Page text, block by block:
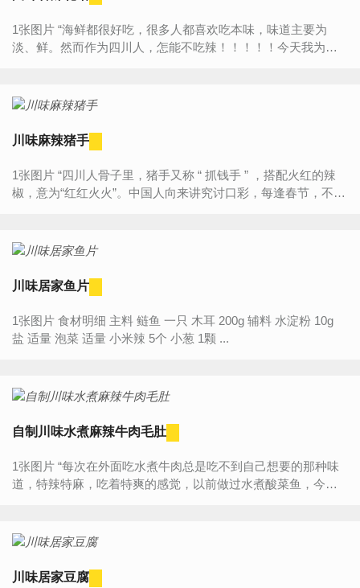
1张图片 “海鲜都很好吃，很多人都喜欢吃本味，味道主要为
淡、鲜。然而作为四川人，怎能不吃辣！！！！！今天我为大
川味麻辣猪手
1张图片 “四川人骨子里，猪手又称 “ 抓钱手 ” ，搭配火红的辣
椒，意为“红红火火”。中国人向来讲究讨口彩，每逢春节，不论
川味居家鱼片
1张图片 食材明细 主料 鲢鱼 一只 木耳 200g 辅料 水淀粉 10g
盐 适量 泡菜 适量 小米辣 5个 小葱 1颗 ...
自制川味水煮麻辣牛肉毛肚
1张图片 “每次在外面吃水煮牛肉总是吃不到自己想要的那种味
道，特辣特麻，吃着特爽的感觉，以前做过水煮酸菜鱼，今天
川味居家豆腐